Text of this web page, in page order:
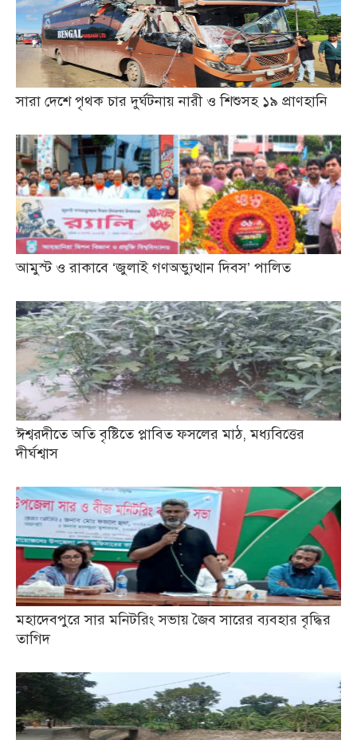
সারা দেশে পৃথক চার দুর্ঘটনায় নারী ও শিশুসহ ১৯ প্রাণহানি
আমুস্ট ও রাকাবে ‘জুলাই গণঅভ্যুত্থান দিবস’ পালিত
ঈশ্বরদীতে অতি বৃষ্টিতে প্লাবিত ফসলের মাঠ, মধ্যবিত্তের
দীর্ঘশ্বাস
মহাদেবপুরে সার মনিটরিং সভায় জৈব সারের ব্যবহার বৃদ্ধির
তাগিদ